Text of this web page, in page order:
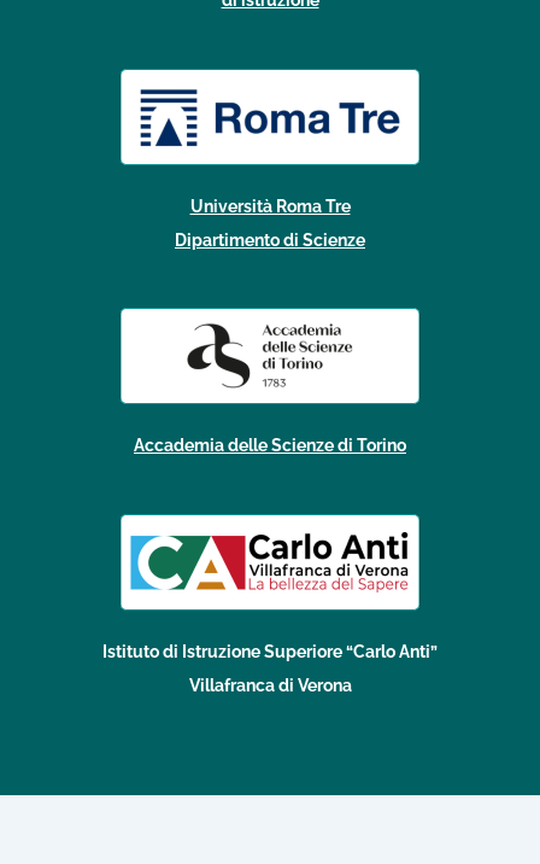
Università Roma Tre
Dipartimento di Scienze
Accademia delle Scienze di Torino
Istituto di Istruzione Superiore “Carlo Anti”
Villafranca di Verona